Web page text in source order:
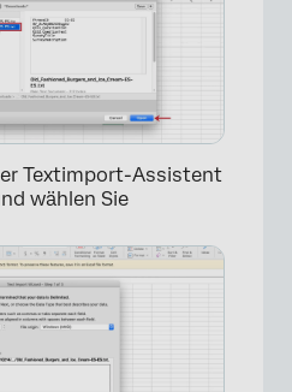
Textimport-Assistent
wählen Sie